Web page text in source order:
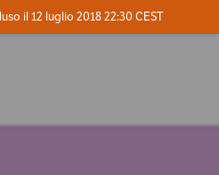
Dove
il 12 luglio 2018 22:30 CEST